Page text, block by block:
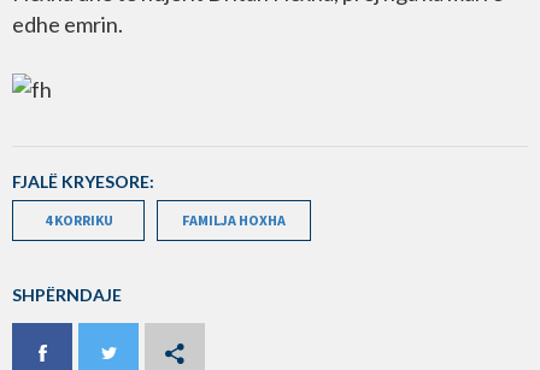
edhe emrin.
FJALË KRYESORE:
4 KORRIKU FAMILJA HOXHA
SHPËRNDAJE